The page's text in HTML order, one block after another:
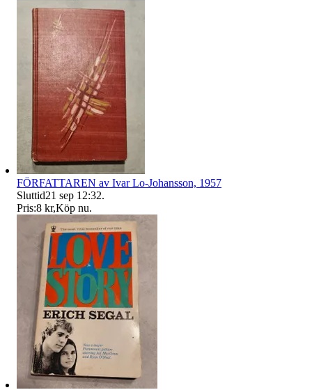
FÖRFATTAREN av Ivar Lo-Johansson, 1957
Sluttid21 sep 12:32.
Pris:8 kr,Köp nu.